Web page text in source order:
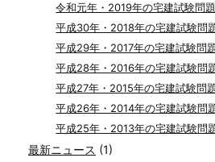
令和元年・2019年の宅建試験問
平成30年・2018年の宅建試験問
平成29年・2017年の宅建試験問
平成28年・2016年の宅建試験問
平成27年・2015年の宅建試験問
平成26年・2014年の宅建試験問
平成25年・2013年の宅建試験問
最新ニュース (1)